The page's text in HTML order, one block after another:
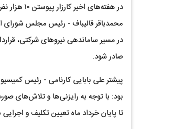
در
محمدباقر قالیباف - رئیس مجلس شورای
در مسیر ساماندهی نیروهای شرکتی،
صادر شود.
پیشتر علی بابایی کارنامی - رئیس
بود: با توجه به رایزنی‌ها و تلاش‌های
تا پایان خرداد ماه تعیین تکلیف و